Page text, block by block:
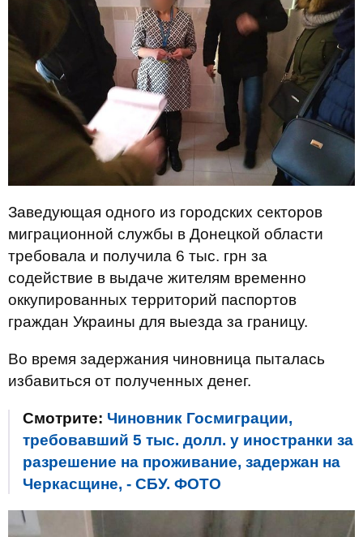
Заведующая одного из городских секторов
миграционной службы в Донецкой области
требовала и получила 6 тыс. грн за
содействие в выдаче жителям временно
оккупированных территорий паспортов
граждан Украины для выезда за границу.
Во время задержания чиновница пыталась
избавиться от полученных денег.
Смотрите: Чиновник Госмиграции,
требовавший 5 тыс. долл. у иностранки за
разрешение на проживание, задержан на
Черкасщине, - СБУ. ФОТО